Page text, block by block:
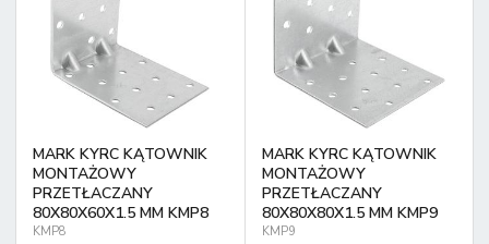
MARK KYRC KĄTOWNIK
MONTAŻOWY
PRZETŁACZANY
80X80X60X1.5 MM KMP8
KMP8
MARK KYRC KĄTOWNIK
MONTAŻOWY
PRZETŁACZANY
80X80X80X1.5 MM KMP9
KMP9